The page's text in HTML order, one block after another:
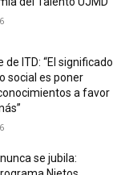
de ITD: “El significado
social es poner
a favor
se jubila: